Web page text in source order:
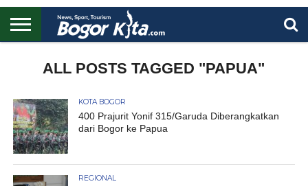
UTAMAALL POSTS TAGGED "PAPUA"
KOTA BOGOR
400 Prajurit Yonif 315/Garuda Diberangkatkan
dari Bogor ke Papua
REGIONAL